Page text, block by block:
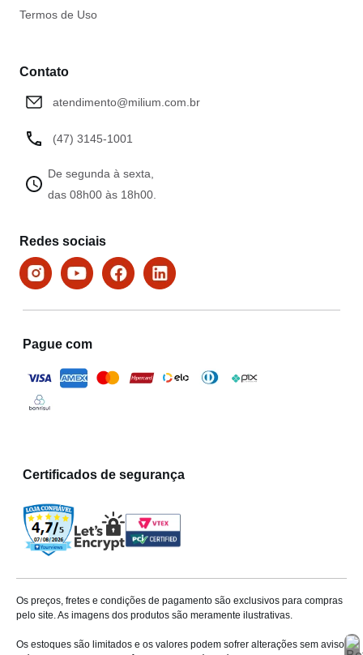
Termos de Uso
Contato
atendimento@milium.com.br
(47) 3145-1001
De segunda à sexta,
das 08h00 às 18h00.
Redes sociais
Pague com
Certificados de segurança
Os preços, fretes e condições de pagamento são exclusivos para compras
pelo site. As imagens dos produtos são meramente ilustrativas.
Os estoques são limitados e os valores podem sofrer alterações sem aviso